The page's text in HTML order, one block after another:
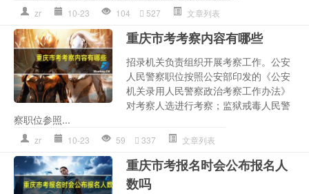
zr 10-23 104 527 文章列表
重庆市考考察内容有哪些
招录机关负责组织开展考察工作。公安
人民警察职位按照公安部印发的《公安
机关录用人民警察政治考察工作办法》
对考察人选进行考察；监狱戒毒人民警
察职位参照...
zr 10-23 59 337 文章列表
重庆市考报名时会公布报名人
数吗